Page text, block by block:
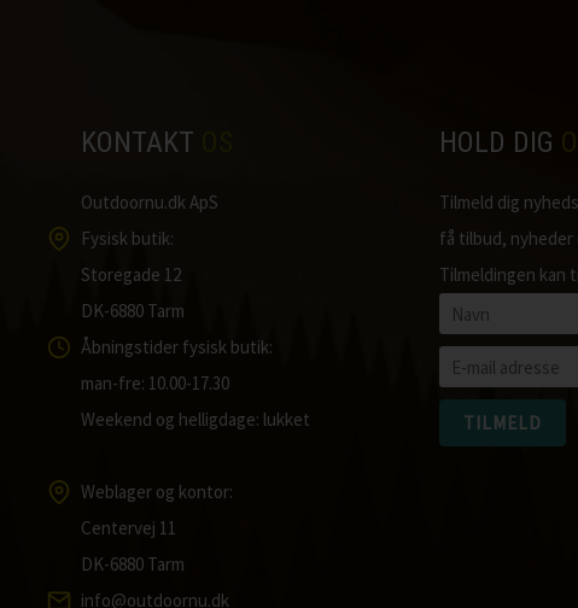
KONTAKT
Outdoornu.dk ApS
Fysisk butik:
Storegade 12
DK-6880 Tarm
Åbningstider fysisk butik:
man-fre: 10.00-17.30
Weekend og helligdage: lukket
Weblager og kontor:
Centervej 11
DK-6880 Tarm
info@outdoornu.dk
HOLD DIG
Tilmeld dig
få tilbud,
Tilmeldingen kan